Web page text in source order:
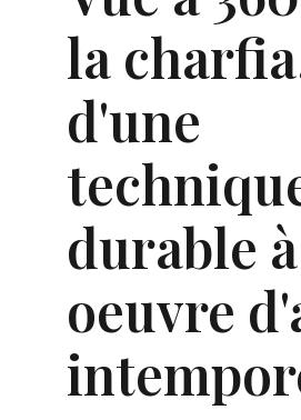
la
d'une
durable
oeuvre